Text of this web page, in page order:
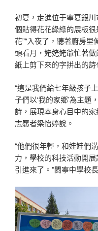
初夏，走進位于寧夏銀
個貼得花花綠綠的展板
花”“入夜了，聽著廚房
頭看月，姥姥姥爺忙著
紙上剪下來的字拼出的詩
“這是我們給七年級孩子
子們以‘我的家鄉’為主題
詩，展現本身心目中的
志愿者梁怡婷說。
“他們很年輕，和娃娃們
力，學校的科技活動開
引進來了。”閩寧中學校